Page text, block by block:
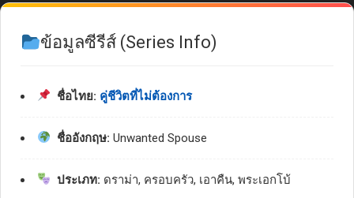
ข้อมูลซีรีส์ (Series Info)
ชื่อไทย: คู่ชีวิตที่ไม่ต้องการ
ชื่ออังกฤษ: Unwanted Spouse
ประเภท: ดราม่า, ครอบครัว, เอาคืน, พระเอกโบ้